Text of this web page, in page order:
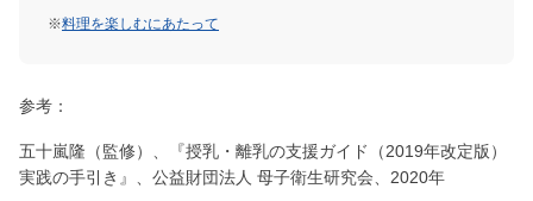
※料理を楽しむにあたって
参考：
五十嵐隆（監修）、『授乳・離乳の支援ガイド（2019年改定版）
実践の手引き』、公益財団法人 母子衛生研究会、2020年